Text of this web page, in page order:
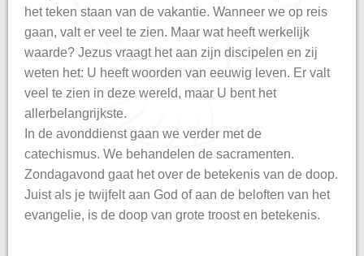
het teken staan van de vakantie. Wanneer we op reis
gaan, valt er veel te zien. Maar wat heeft werkelijk
waarde? Jezus vraagt het aan zijn discipelen en zij
weten het: U heeft woorden van eeuwig leven. Er valt
veel te zien in deze wereld, maar U bent het
allerbelangrijkste.
​In de avonddienst gaan we verder met de
catechismus. We behandelen de sacramenten.
Zondagavond gaat het over de betekenis van de doop.
Juist als je twijfelt aan God of aan de beloften van het
evangelie, is de doop van grote troost en betekenis.